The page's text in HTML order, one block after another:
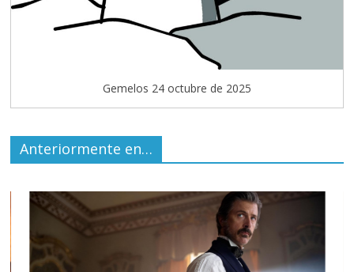
Gemelos 24 octubre de 2025
Anteriormente en…